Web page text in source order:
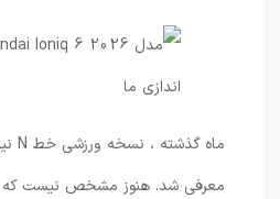
معرفی شد. هنوز مشخص نیست که آیا